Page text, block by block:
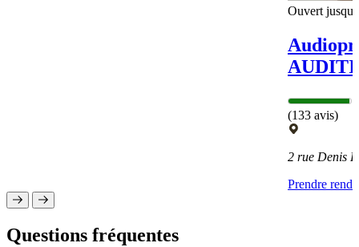
Ouvert
(133 avis)
2 rue Denis
Prendre
Questions fréquentes